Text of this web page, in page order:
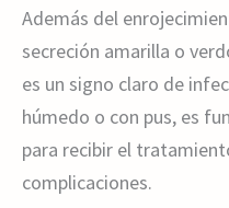
Además del
secreción amarilla o
es un signo claro de
húmedo o con pus, es
para recibir el
complicaciones.